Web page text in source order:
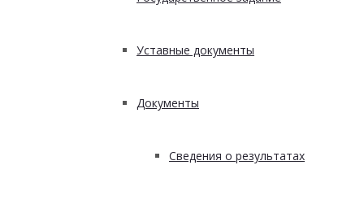
Уставные документы
Документы
Сведения о результатах